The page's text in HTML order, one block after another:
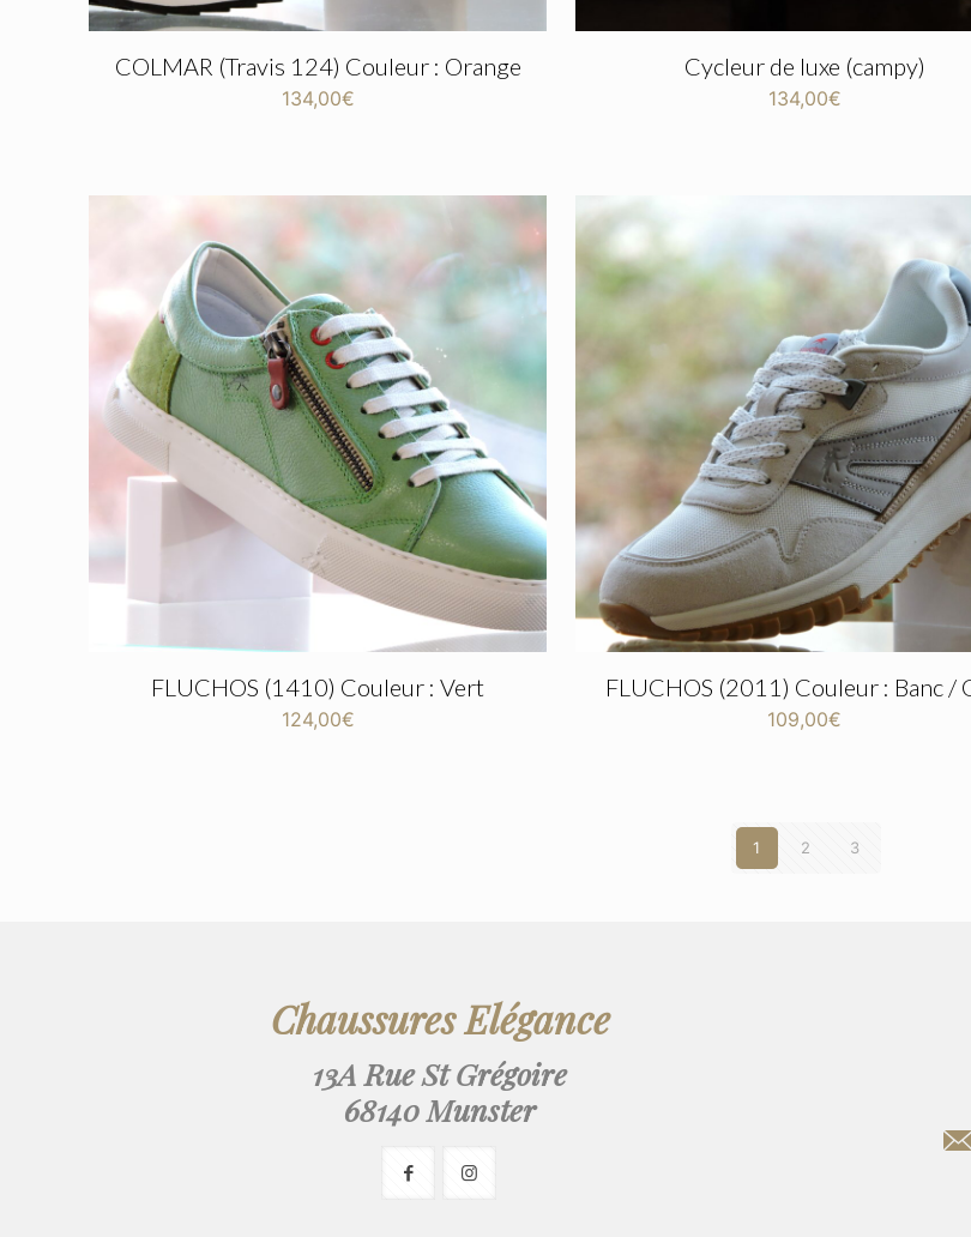
COLMAR (Travis 124) Couleur : Orange
134,00€
Cycleur de luxe (campy)
134,00€
FLUCHOS (1410) Couleur : Vert
124,00€
FLUCHOS (2011) Couleur : Banc /
109,00€
1 2 3
Chaussures Elégance
13A Rue St Grégoire
68140 Munster